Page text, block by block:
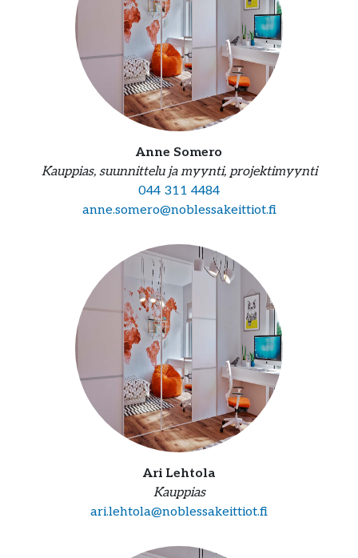
Anne Somero
Kauppias, suunnittelu ja myynti, projektimyynti
044 311 4484
anne.somero@noblessakeittiot.fi
Ari Lehtola
Kauppias
ari.lehtola@noblessakeittiot.fi